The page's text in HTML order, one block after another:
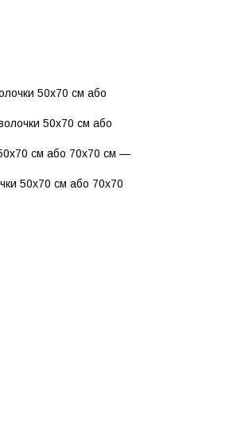
50х70 см або
50х70 см або
см або 70х70 см —
50х70 см або 70х70